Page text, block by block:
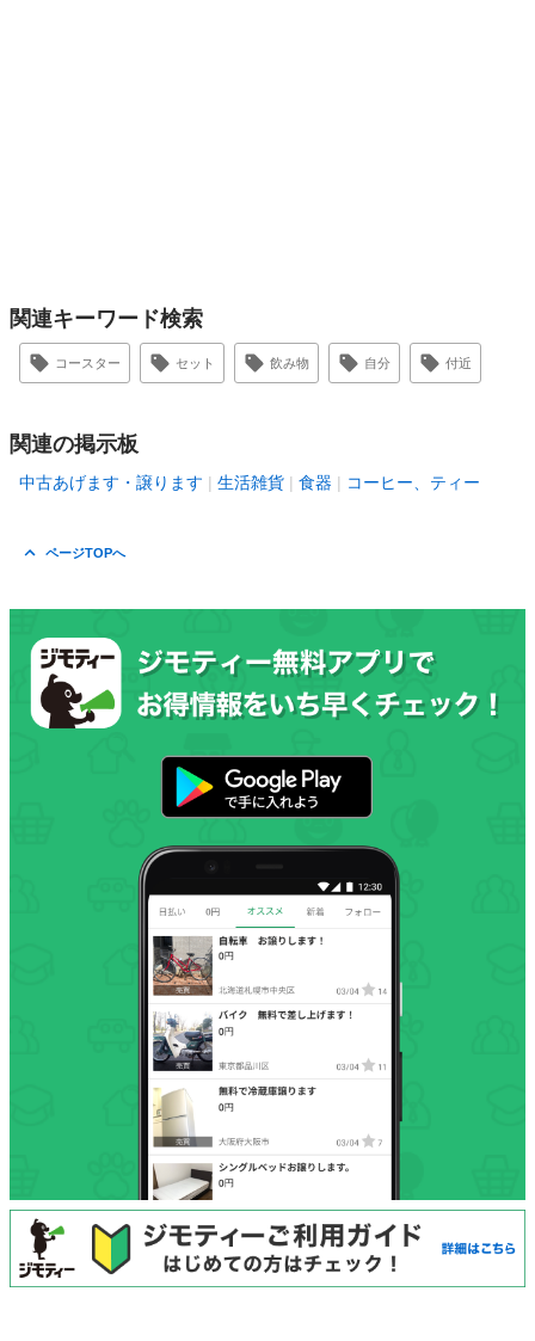
関連キーワード検索
コースター セット 飲み物 自分 付近
関連の掲示板
中古あげます・譲ります 生活雑貨 食器 コーヒー、ティー
ページTOPへ